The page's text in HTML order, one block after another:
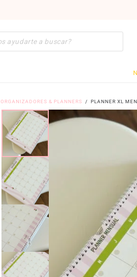
ORGANIZADORES & PLANNERS / PLANNER XL